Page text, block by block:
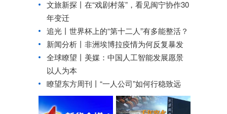
文旅新探丨在“戏剧村落”，看见闽宁协作30
年变迁
追光丨 世界杯上的“第十二人”有多能整活？
新闻分析丨非洲埃博拉疫情为何反复暴发
全球瞭望丨美媒：中国人工智能发展愿景
以人为本
瞭望东方周刊丨“一人公司”如何行稳致远